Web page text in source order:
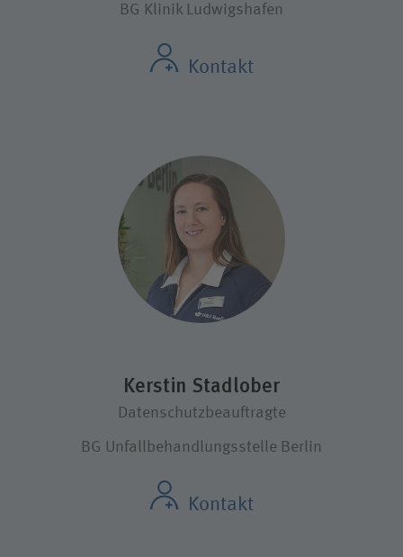
BG Klinik Ludwigshafen
Kontakt
Kerstin Stadlober
Datenschutzbeauftragte
BG Unfallbehandlungsstelle Berlin
Kontakt